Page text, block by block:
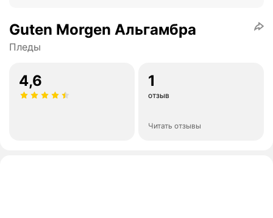
Guten Morgen Альгамбра
Пледы
4,6 1
отзыв
Читать отзывы